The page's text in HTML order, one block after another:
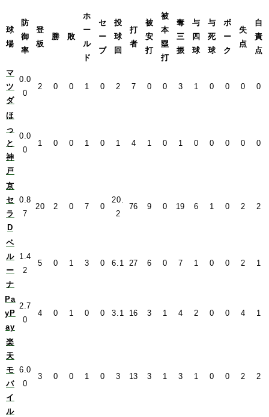
球
場
防
御
率
登
板
勝 敗
ホ
ー
ル
ド
セ
ー
ブ
投
球
回
打
者
被
安
打
被
本
塁
打
奪
三
振
与
四
球
与
死
球
ボ
ー
ク
失
点
自
責
点
マ
ツ
ダ
0.0
0
2 0 0 1 0 2 7 0 0 3 1 0 0 0 0
ほ
っ
と
神
戸
0.0
0
1 0 0 1 0 1 4 1 0 1 0 0 0 0 0
京
セ
ラ
D
0.8
7
20 2 0 7 0
20.
2
76 9 0 19 6 1 0 2 2
ベ
ル
ー
ナ
1.4
2
5 0 1 3 0 6.1 27 6 0 7 1 0 0 2 1
Pa
yP
ay
2.7
0
4 0 1 0 0 3.1 16 3 1 4 2 0 0 4 1
楽
天
モ
バ
イ
ル
6.0
0
3 0 0 1 0 3 13 3 1 3 1 0 0 2 2